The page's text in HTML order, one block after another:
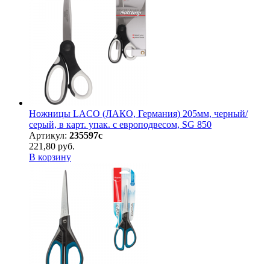
Ножницы LACO (ЛАКО, Германия) 205мм, черный/
серый, в карт. упак. с европодвесом, SG 850
Артикул: 235597с
221,80 руб.
В корзину